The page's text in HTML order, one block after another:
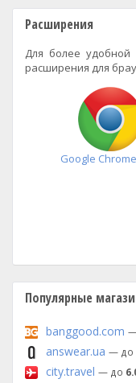
Расширения
Для более
расширения для
Google Chrome
Популярные
banggood.com
answear.ua — до
city.travel — до